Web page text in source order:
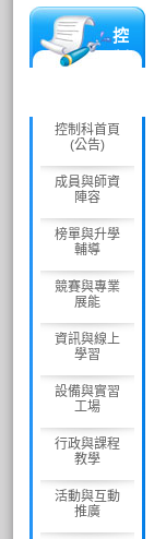
控
控制科首頁
(公告)
成員與師資
陣容
榜單與升學
輔導
競賽與專業
展能
資訊與線上
學習
設備與實習
工場
行政與課程
教學
活動與互動
推廣